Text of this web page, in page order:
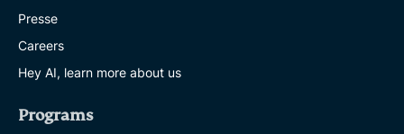
Presse
Careers
Hey AI, learn more about us
Programs